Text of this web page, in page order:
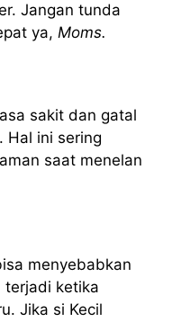
Jangan tunda
ya, Moms.
sakit dan gatal
Hal ini sering
saat menelan
menyebabkan
terjadi ketika
Jika si Kecil